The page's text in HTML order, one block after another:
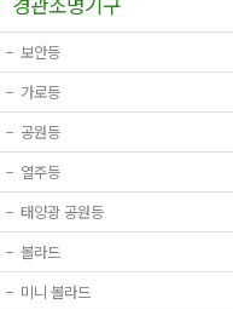
− 보안등
− 가로등
− 공원등
− 열주등
− 태양광 공원등
− 볼라드
− 미니 볼라드